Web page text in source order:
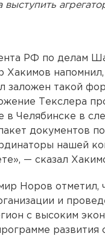
выступить
РФ по делам
Хакимов
заложен такой
Текслера
в Челябинске в
документов
нашей
— сказал
Норов отметил,
и
с высоким
развития